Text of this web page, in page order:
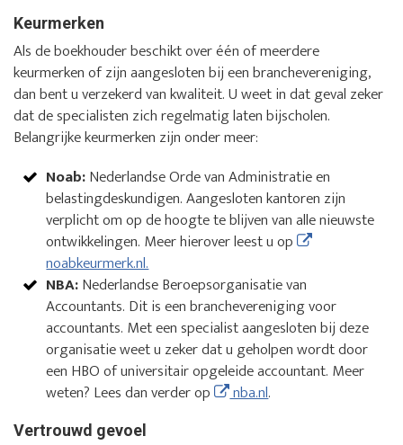
Keurmerken
Als de boekhouder beschikt over één of meerdere
keurmerken of zijn aangesloten bij een branchevereniging,
dan bent u verzekerd van kwaliteit. U weet in dat geval zeker
dat de specialisten zich regelmatig laten bijscholen.
Belangrijke keurmerken zijn onder meer:
Noab:Nederlandse Orde van Administratie en
belastingdeskundigen. Aangesloten kantoren zijn
verplicht om op de hoogte te blijven van alle nieuwste
ontwikkelingen. Meer hierover leest u op
noabkeurmerk.nl.
NBA:Nederlandse Beroepsorganisatie van
Accountants. Dit is een branchevereniging voor
accountants. Met een specialist aangesloten bij deze
organisatie weet u zeker dat u geholpen wordt door
een HBO of universitair opgeleide accountant. Meer
weten? Lees dan verder op
nba.nl.
Vertrouwd gevoel